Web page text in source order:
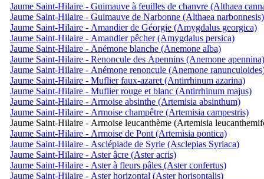
Jaume Saint-Hilaire - Guimauve à feuilles de chanvre (Althaea
Jaume Saint-Hilaire - Guimauve de Narbonne (Althaea narbonnesis)
Jaume Saint-Hilaire - Amandier de Géorgie (Amygdalus georgica)
Jaume Saint-Hilaire - Amandier pêcher (Amygdalus persica)
Jaume Saint-Hilaire - Anémone blanche (Anemone alba)
Jaume Saint-Hilaire - Renoncule des Apennins (Anemone apennina)
Jaume Saint-Hilaire - Anémone renoncule (Anemone
Jaume Saint-Hilaire - Muflier faux-azaret (Antirrhinum azarina)
Jaume Saint-Hilaire - Muflier rouge et blanc (Antirrhinum majus)
Jaume Saint-Hilaire - Armoise absinthe (Artemisia absinthum)
Jaume Saint-Hilaire - Armoise champêtre (Artemisia campestris)
Jaume Saint-Hilaire - Armoise leucanthème (Artemisia
Jaume Saint-Hilaire - Armoise de Pont (Artemisia pontica)
Jaume Saint-Hilaire - Asclépiade de Syrie (Asclepias Syriaca)
Jaume Saint-Hilaire - Aster âcre (Aster acris)
Jaume Saint-Hilaire - Aster à fleurs pâles (Aster confertus)
Jaume Saint-Hilaire - Aster horizontal (Aster horisontalis)